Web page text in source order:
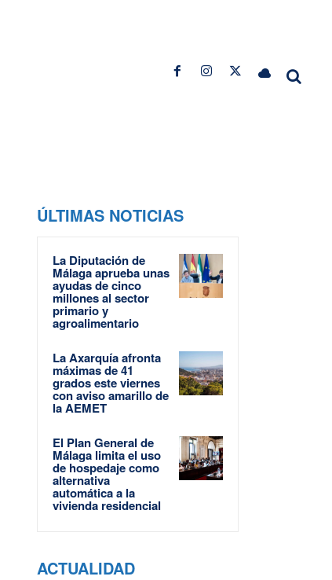
ÚLTIMAS NOTICIAS
La Diputación de
Málaga aprueba unas
ayudas de cinco
millones al sector
primario y
agroalimentario
La Axarquía afronta
máximas de 41
grados este viernes
con aviso amarillo de
la AEMET
El Plan General de
Málaga limita el uso
de hospedaje como
alternativa
automática a la
vivienda residencial
ACTUALIDAD